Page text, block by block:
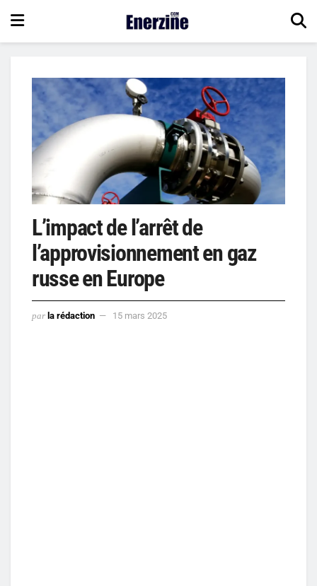
L’impact de l’arrêt de
l’approvisionnement en gaz
russe en Europe
par la rédaction 15 mars 2025